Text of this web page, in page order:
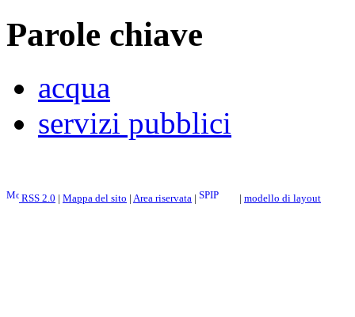
Parole chiave
acqua
servizi pubblici
RSS 2.0 | Mappa del sito | Area riservata | | modello di layout